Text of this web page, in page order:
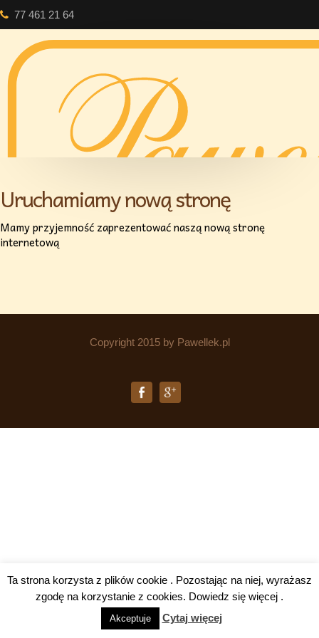
77 461 21 64
Uruchamiamy nową stronę
Mamy przyjemność zaprezentować naszą nową stronę
internetową
Copyright 2015 by Pawellek.pl
Ta strona korzysta z plików cookie . Pozostając na niej, wyrażasz
zgodę na korzystanie z cookies. Dowiedz się więcej .
Akceptuje Cytaj więcej